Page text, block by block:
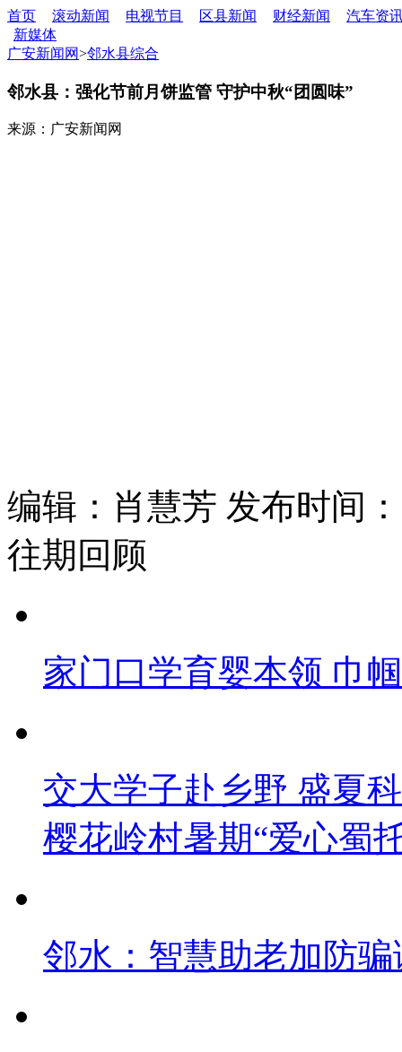
首页 滚动新闻 电视节目 区县新闻 财经新闻
汽车资
新媒体
广安新闻网>邻水县综合
邻水县：强化节前月饼监管 守护中秋“团圆味”
来源：广安新闻网
编辑：肖慧芳 发布时间
往期回顾
家门口学育婴本领 巾
交大学子赴乡野 盛夏
樱花岭村暑期“爱心蜀
邻水：智慧助老加防